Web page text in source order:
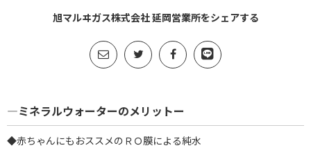
旭マルヰガス株式会社 延岡営業所をシェアする
―ミネラルウォーターのメリットー
◆赤ちゃんにもおススメのＲＯ膜による純水